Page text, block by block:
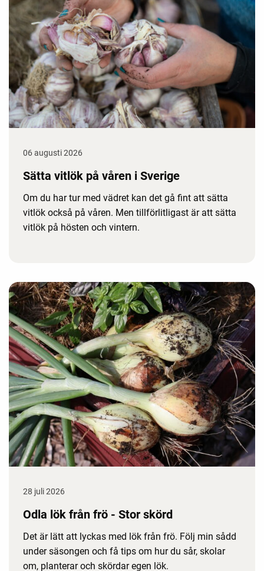
06 augusti 2026
Sätta vitlök på våren i Sverige
Om du har tur med vädret kan det gå fint att sätta
vitlök också på våren. Men tillförlitligast är att sätta
vitlök på hösten och vintern.
28 juli 2026
Odla lök från frö - Stor skörd
Det är lätt att lyckas med lök från frö. Följ min sådd
under säsongen och få tips om hur du sår, skolar
om, planterar och skördar egen lök.